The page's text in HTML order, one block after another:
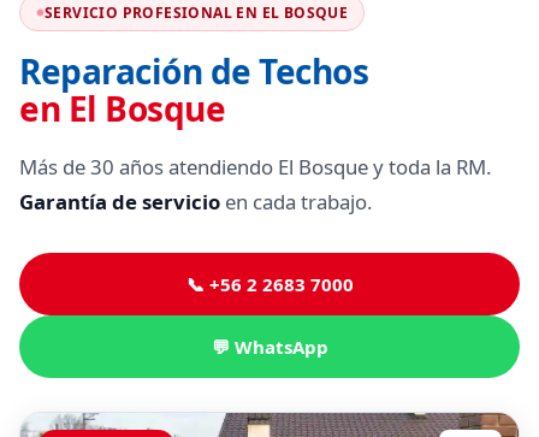
SERVICIO PROFESIONAL EN EL BOSQUE
Reparación de Techos
en El Bosque
Más de 30 años atendiendo El Bosque y toda la RM.
Garantía de servicio en cada trabajo.
📞 +56 2 2683 7000
💬 WhatsApp